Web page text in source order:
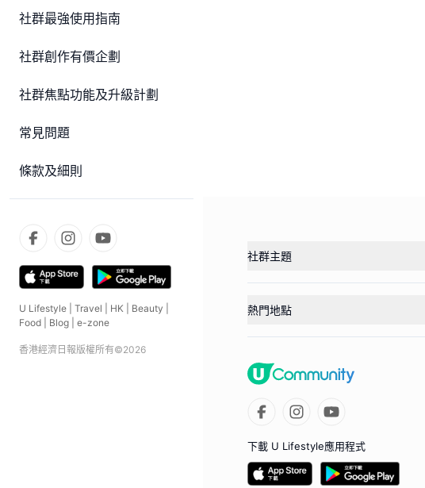
社群最強使用指南
社群創作有價企劃
社群焦點功能及升級計劃
常見問題
條款及細則
U Lifestyle Travel HK Beauty
Food
Blog e-zone
香港經濟日報版權所有©2026
社群主題
熱門地點
下載 U Lifestyle應用程式